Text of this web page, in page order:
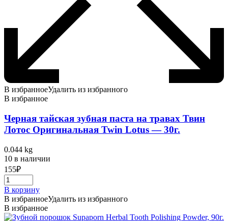
В избранноеУдалить из избранного
В избранное
Черная тайская зубная паста на травах Твин
Лотос Оригинальная Twin Lotus — 30г.
0.044 kg
10 в наличии
155₽
В корзину
В избранноеУдалить из избранного
В избранное